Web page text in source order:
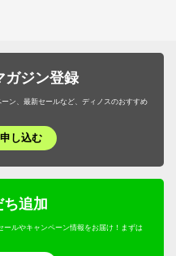
ガジン登録
ン、最新セールなど、ディノスのおすすめ
し込む
ち追加
ールやキャンペーン情報をお届け！まずは